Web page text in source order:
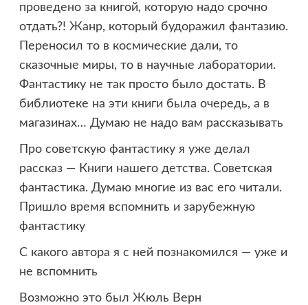
проведено за книгой, которую надо срочно
отдать?! Жанр, который будоражил фантазию.
Переносил то в космические дали, то
сказочные миры, то в научные лаборатории.
Фантастику не так просто было достать. В
библиотеке на эти книги была очередь, а в
магазинах… Думаю не надо вам рассказывать
Про советскую фантастику я уже делал
рассказ — Книги нашего детства. Советская
фантастика. Думаю многие из вас его читали.
Пришло время вспомнить и зарубежную
фантастику
С какого автора я с ней познакомился — уже и
не вспомнить
Возможно это был Жюль Верн